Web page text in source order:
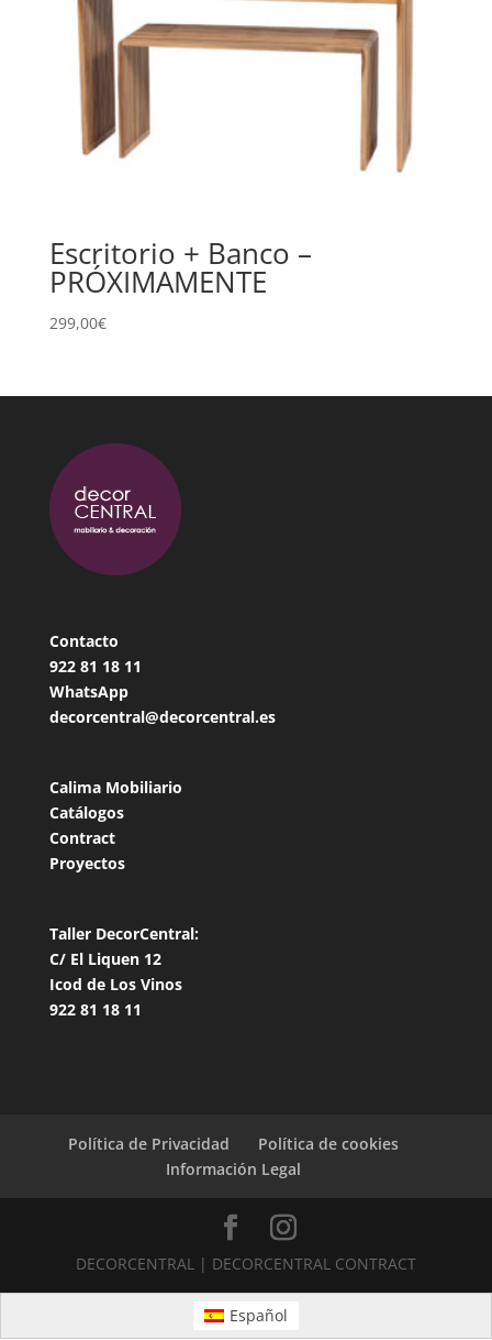
Escritorio + Banco –
PRÓXIMAMENTE
299,00€
Contacto
922 81 18 11
WhatsApp
decorcentral@decorcentral.es
Calima Mobiliario
Catálogos
Contract
Proyectos
Taller DecorCentral:
C/ El Liquen 12
Icod de Los Vinos
922 81 18 11
Política de Privacidad
Política de cookies
Información Legal
DECORCENTRAL | DECORCENTRAL CONTRACT
Español